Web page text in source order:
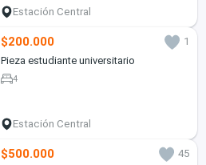
Estación Central
$200.000
1
Pieza estudiante universitario
4
Estación Central
$500.000
45